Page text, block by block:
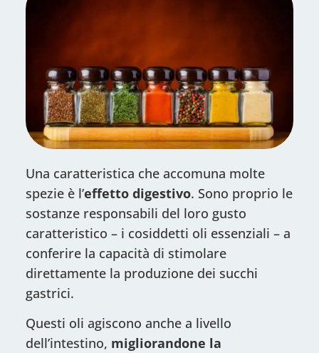
Una caratteristica che accomuna molte
spezie è l’effetto digestivo. Sono proprio le
sostanze responsabili del loro gusto
caratteristico – i cosiddetti oli essenziali – a
conferire la capacità di stimolare
direttamente la produzione dei succhi
gastrici.
Questi oli agiscono anche a livello
dell’intestino, migliorandone la